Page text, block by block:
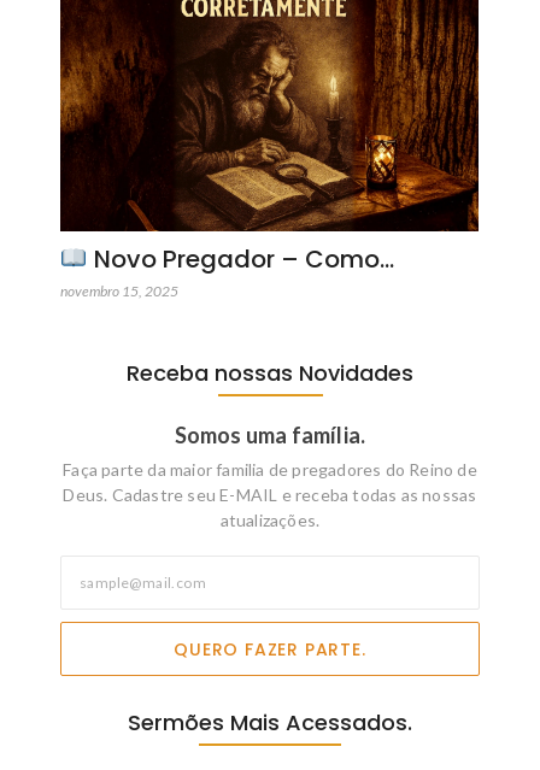
Novo Pregador – Como…
novembro 15, 2025
Receba nossas Novidades
Somos uma família.
Faça parte da maior familia de pregadores do Reino de
Deus. Cadastre seu E-MAIL e receba todas as nossas
atualizações.
QUERO FAZER PARTE.
Sermões Mais Acessados.